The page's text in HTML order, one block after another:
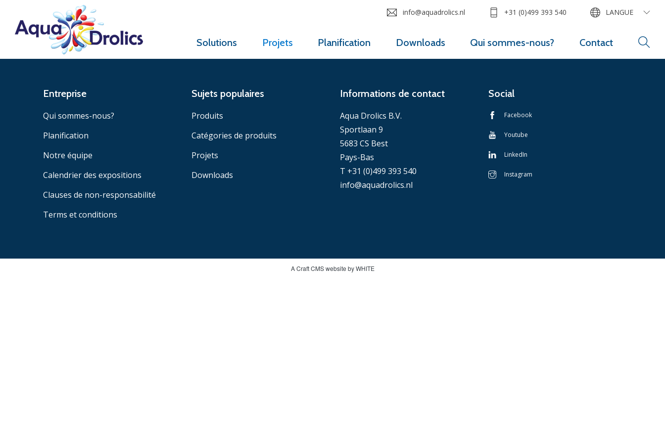
Solutions Projets Planification Downloads Qui sommes-nous? Contact
info@aquadrolics.nl +31 (0)499 393 540 LANGUE
Entreprise
Qui sommes-nous?
Planification
Notre équipe
Calendrier des expositions
Clauses de non-responsabilité
Terms et conditions
Sujets populaires
Produits
Catégories de produits
Projets
Downloads
Informations de contact
Aqua Drolics B.V.
Sportlaan 9
5683 CS Best
Pays-Bas
T +31 (0)499 393 540
info@aquadrolics.nl
Social
Facebook
Youtube
LinkedIn
Instagram
A Craft CMS website by WHITE